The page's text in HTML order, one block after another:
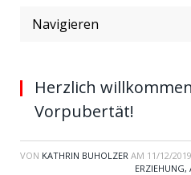
Navigieren
Herzlich
Vorpubertät!
VON KATHRIN BUHOLZER AM 11/12/2019